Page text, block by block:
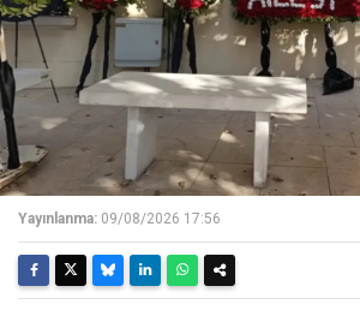
Yayınlanma: 09/08/2026 17:56